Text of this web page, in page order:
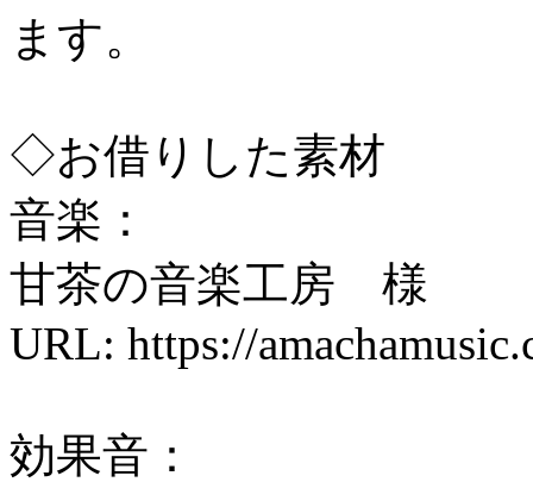
ます。
◇お借りした素材
音楽：
甘茶の音楽工房 様
URL: https://
効果音：